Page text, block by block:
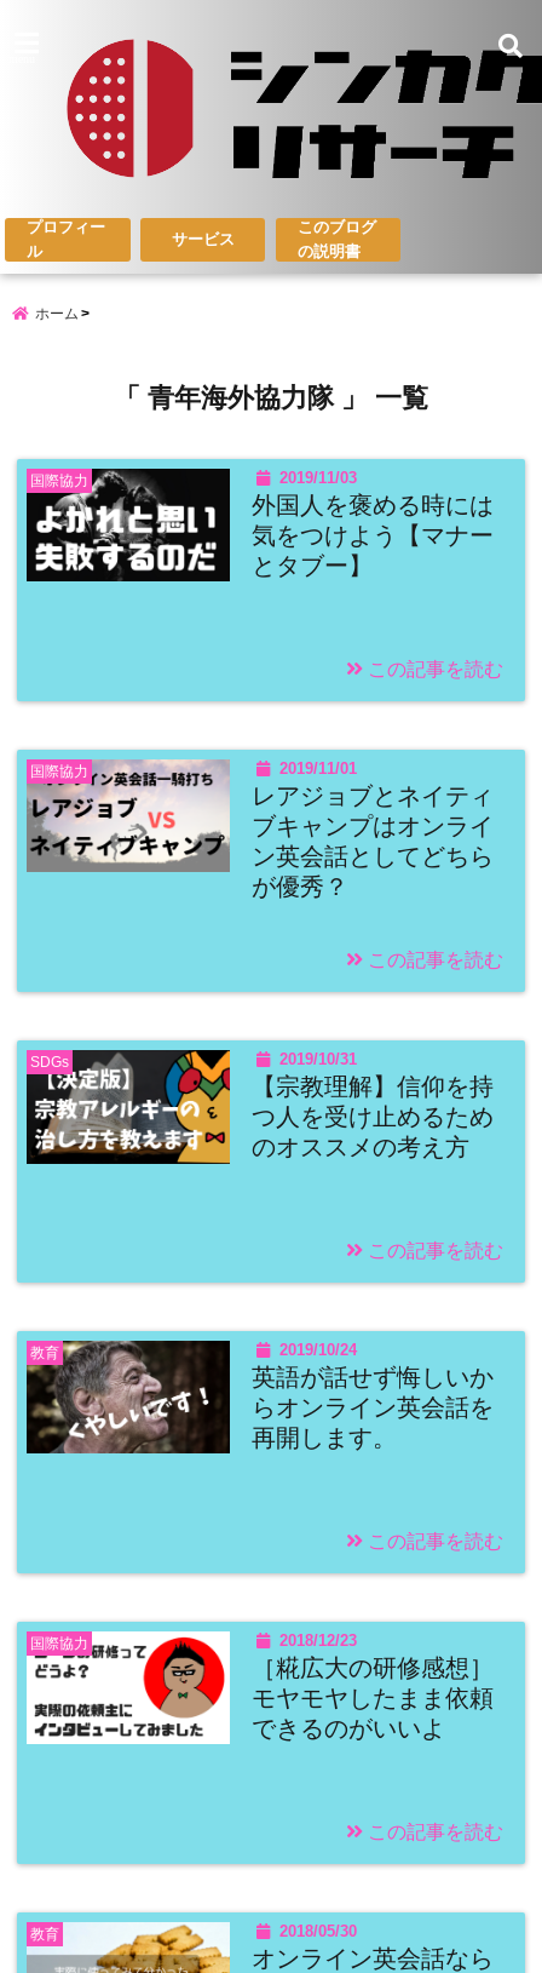
プロフィー
ル
サービス
このブログ
の説明書
ホーム
「 青年海外協力隊 」 一覧
国際協力 2019/11/03
外国人を褒める時には
気をつけよう【マナー
とタブー】
この記事を読む
国際協力 2019/11/01
レアジョブとネイティ
ブキャンプはオンライ
ン英会話としてどちら
が優秀？
この記事を読む
SDGs 2019/10/31
【宗教理解】信仰を持
つ人を受け止めるため
のオススメの考え方
この記事を読む
教育 2019/10/24
英語が話せず悔しいか
らオンライン英会話を
再開します。
この記事を読む
国際協力 2018/12/23
［糀広大の研修感想］
モヤモヤしたまま依頼
できるのがいいよ
この記事を読む
教育 2018/05/30
オンライン英会話なら